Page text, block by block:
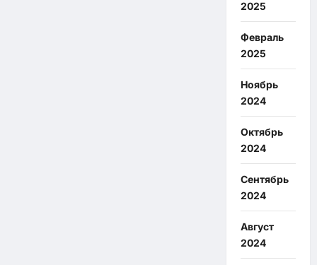
2025
Февраль
2025
Ноябрь
2024
Октябрь
2024
Сентябрь
2024
Август
2024